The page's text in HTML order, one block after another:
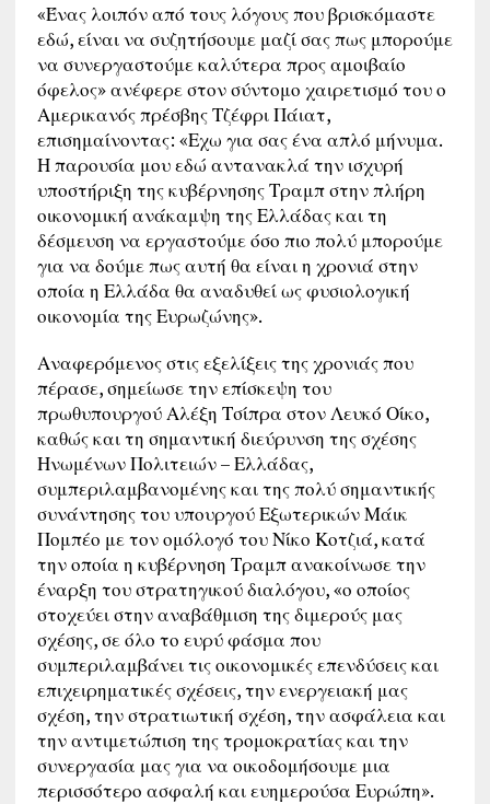
«Ένας λοιπόν από τους λόγους που βρισκόμαστε
εδώ, είναι να συζητήσουμε μαζί σας πως μπορούμε
να συνεργαστούμε καλύτερα προς αμοιβαίο
όφελος» ανέφερε στον σύντομο χαιρετισμό του ο
Αμερικανός πρέσβης Τζέφρι Πάιατ,
επισημαίνοντας: «Εχω για σας ένα απλό μήνυμα.
Η παρουσία μου εδώ αντανακλά την ισχυρή
υποστήριξη της κυβέρνησης Τραμπ στην πλήρη
οικονομική ανάκαμψη της Ελλάδας και τη
δέσμευση να εργαστούμε όσο πιο πολύ μπορούμε
για να δούμε πως αυτή θα είναι η χρονιά στην
οποία η Ελλάδα θα αναδυθεί ως φυσιολογική
οικονομία της Ευρωζώνης».
Αναφερόμενος στις εξελίξεις της χρονιάς που
πέρασε, σημείωσε την επίσκεψη του
πρωθυπουργού Αλέξη Τσίπρα στον Λευκό Οίκο,
καθώς και τη σημαντική διεύρυνση της σχέσης
Ηνωμένων Πολιτειών – Ελλάδας,
συμπεριλαμβανομένης και της πολύ σημαντικής
συνάντησης του υπουργού Εξωτερικών Μάικ
Πομπέο με τον ομόλογό του Νίκο Κοτζιά, κατά
την οποία η κυβέρνηση Τραμπ ανακοίνωσε την
έναρξη του στρατηγικού διαλόγου, «ο οποίος
στοχεύει στην αναβάθμιση της διμερούς μας
σχέσης, σε όλο το ευρύ φάσμα που
συμπεριλαμβάνει τις οικονομικές επενδύσεις και
επιχειρηματικές σχέσεις, την ενεργειακή μας
σχέση, την στρατιωτική σχέση, την ασφάλεια και
την αντιμετώπιση της τρομοκρατίας και την
συνεργασία μας για να οικοδομήσουμε μια
περισσότερο ασφαλή και ευημερούσα Ευρώπη».